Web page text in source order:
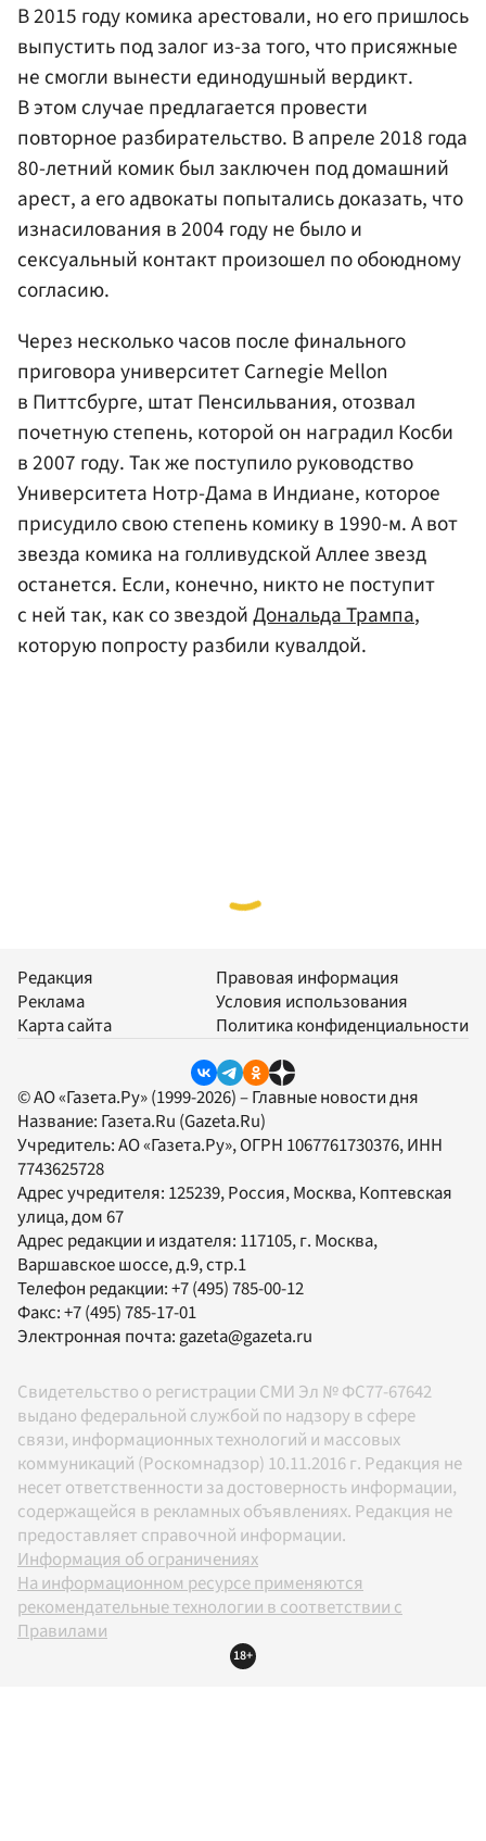
В 2015 году комика арестовали, но его пришлось
выпустить под залог из-за того, что присяжные
не смогли вынести единодушный вердикт.
В этом случае предлагается провести
повторное разбирательство. В апреле 2018 года
80-летний комик был заключен под домашний
арест, а его адвокаты попытались доказать, что
изнасилования в 2004 году не было и
сексуальный контакт произошел по обоюдному
согласию.
Через несколько часов после финального
приговора университет Carnegie Mellon
в Питтсбурге, штат Пенсильвания, отозвал
почетную степень, которой он наградил Косби
в 2007 году. Так же поступило руководство
Университета Нотр-Дама в Индиане, которое
присудило свою степень комику в 1990-м. А вот
звезда комика на голливудской Аллее звезд
останется. Если, конечно, никто не поступит
с ней так, как со звездойДональда Трампа,
которую попросту разбили кувалдой.
Редакция
Реклама
Карта сайта
Правовая информация
Условия использования
Политика конфиденциальности
© АО «Газета.Ру» (1999-2026) – Главные новости дня
Название: Газета.Ru (Gazeta.Ru)
Учредитель:АО «Газета.Ру», ОГРН 1067761730376, ИНН
7743625728
Адрес учредителя: 125239, Россия, Москва, Коптевская
улица, дом 67
Адрес редакции и издателя: 117105, г. Москва,
Варшавское шоссе, д.9, стр.1
Телефон редакции:+7 (495) 785-00-12
Факс:+7 (495) 785-17-01
Электронная почта:gazeta@gazeta.ru
Свидетельство о регистрации СМИ Эл № ФС77-67642
выдано федеральной службой по надзору в сфере
связи, информационных технологий и массовых
коммуникаций (Роскомнадзор) 10.11.2016 г. Редакция не
несет ответственности за достоверность информации,
содержащейся в рекламных объявлениях. Редакция не
предоставляет справочной информации.
Информация об ограничениях
На информационном ресурсе применяются
рекомендательные технологии в соответствии с
Правилами
18+